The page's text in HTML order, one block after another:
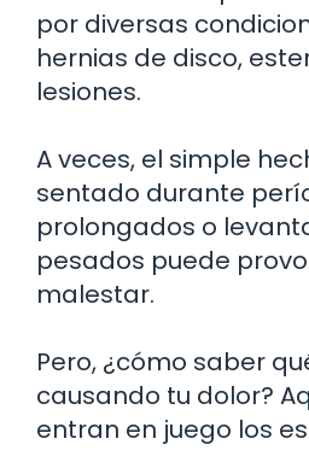
por diversas
hernias de disco,
lesiones.
A veces, el simple
sentado durante
prolongados o
pesados puede
malestar.
Pero, ¿cómo saber
causando tu dolor?
entran en juego los